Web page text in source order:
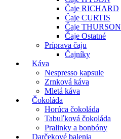
Čaje RICHARD
Čaje CURTIS
Čaje THURSON
Čaje Ostatné
Príprava čaju
Čajníky
Káva
Nespresso kapsule
Zrnková káva
Mletá káva
Čokoláda
Horúca čokoláda
Tabuľková čokoláda
Pralinky a bonbóny
Darčekové balenia